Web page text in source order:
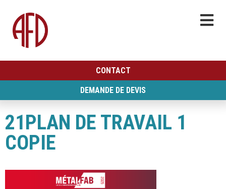
CONTACT
DEMANDE DE DEVIS
21PLAN DE TRAVAIL 1
COPIE